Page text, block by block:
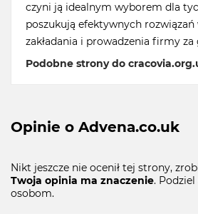
czyni ją idealnym wyborem dla
poszukują efektywnych rozwiązań
zakładania i prowadzenia firmy za
Podobne strony do
Opinie o Advena.co.uk
Nikt jeszcze nie ocenił tej strony,
Twoja opinia ma znaczenie.
osobom.